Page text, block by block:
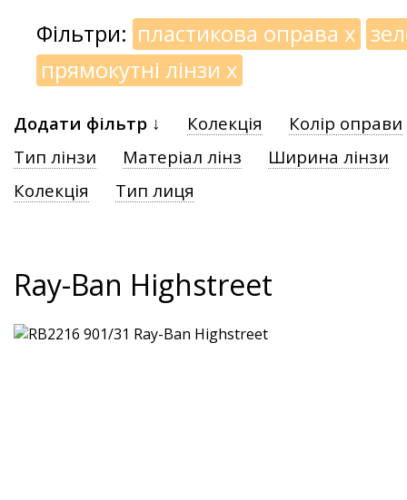
Фільтри: пластикова оправа x
прямокутні лінзи x
Додати фільтр ↓ Колекція
Колір оправи
Тип лінзи
Матеріал лінз
Ширина лінзи
Колекція
Тип лиця
Ray-Ban Highstreet